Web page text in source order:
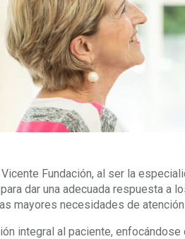
Fundación, al ser la
dar una adecuada respuesta a
mayores necesidades de
integral al paciente,